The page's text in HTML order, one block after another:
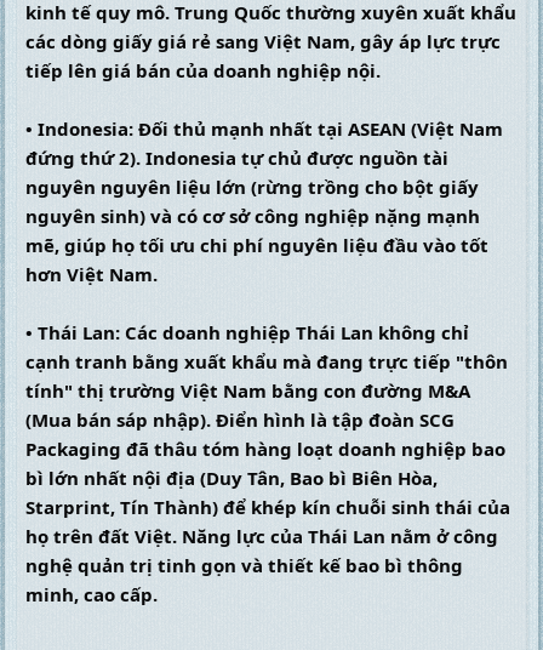
kinh tế quy mô. Trung Quốc thường xuyên xuất khẩu
các dòng giấy giá rẻ sang Việt Nam, gây áp lực trực
tiếp lên giá bán của doanh nghiệp nội.
• Indonesia: Đối thủ mạnh nhất tại ASEAN (Việt Nam
đứng thứ 2). Indonesia tự chủ được nguồn tài
nguyên nguyên liệu lớn (rừng trồng cho bột giấy
nguyên sinh) và có cơ sở công nghiệp nặng mạnh
mẽ, giúp họ tối ưu chi phí nguyên liệu đầu vào tốt
hơn Việt Nam.
• Thái Lan: Các doanh nghiệp Thái Lan không chỉ
cạnh tranh bằng xuất khẩu mà đang trực tiếp "thôn
tính" thị trường Việt Nam bằng con đường M&A
(Mua bán sáp nhập). Điển hình là tập đoàn SCG
Packaging đã thâu tóm hàng loạt doanh nghiệp bao
bì lớn nhất nội địa (Duy Tân, Bao bì Biên Hòa,
Starprint, Tín Thành) để khép kín chuỗi sinh thái của
họ trên đất Việt. Năng lực của Thái Lan nằm ở công
nghệ quản trị tinh gọn và thiết kế bao bì thông
minh, cao cấp.